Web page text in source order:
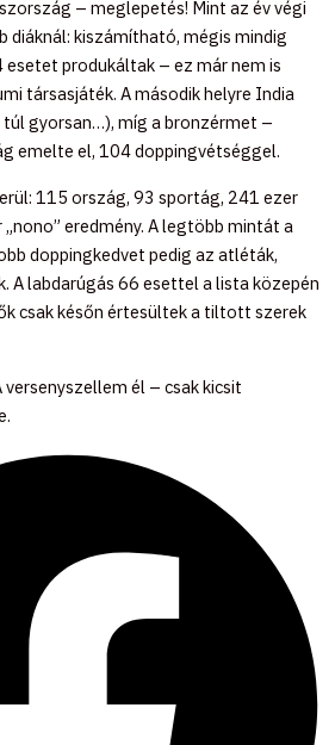
– meglepetés! Mint az év végi
diáknál: kiszámítható, mégis mindig
produkáltak – ez már nem is
társasjáték. A második helyre India
gyorsan…), míg a bronzérmet –
emelte el, 104 doppingvétséggel.
115 ország, 93 sportág, 241 ezer
eredmény. A legtöbb mintát a
doppingkedvet pedig az atléták,
A labdarúgás 66 esettel a lista közepén
csak későn értesültek a tiltott szerek
versenyszellem él – csak kicsit